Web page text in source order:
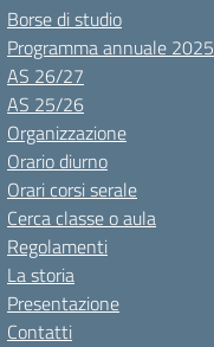
Borse di studio
Programma annuale 2025
AS 26/27
AS 25/26
Organizzazione
Orario diurno
Orari corsi serale
Cerca classe o aula
Regolamenti
La storia
Presentazione
Contatti